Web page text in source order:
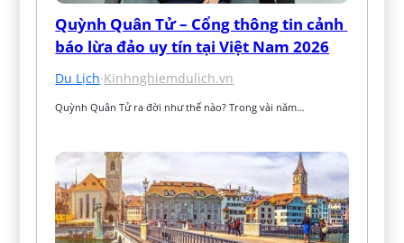
Quỳnh Quân Tử – Cổng thông tin cảnh
báo lừa đảo uy tín tại Việt Nam 2026
Du Lịch·Kinhnghiemdulich.vn
Quỳnh Quân Tử ra đời như thế nào? Trong vài năm…